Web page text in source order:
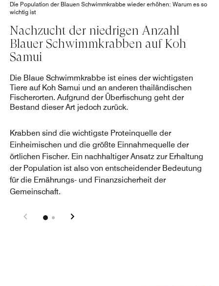
Die Population der Blauen Schwimmkrabbe wieder erhöhen: Warum es so
wichtig ist
Nachzucht der niedrigen Anzahl
Blauer Schwimmkrabben auf Koh
Samui
Die Blaue Schwimmkrabbe ist eines der wichtigsten
Tiere auf Koh Samui und an anderen thailändischen
Fischerorten. Aufgrund der Überfischung geht der
Bestand dieser Art jedoch zurück.
Krabben sind die wichtigste Proteinquelle der
Einheimischen und die größte Einnahmequelle der
örtlichen Fischer. Ein nachhaltiger Ansatz zur Erhaltung
der Population ist also von entscheidender Bedeutung
für die Ernährungs- und Finanzsicherheit der
Gemeinschaft.